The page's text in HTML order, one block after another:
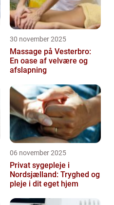
30 november 2025
Massage på Vesterbro:
En oase af velvære og
afslapning
06 november 2025
Privat sygepleje i
Nordsjælland: Tryghed og
pleje i dit eget hjem